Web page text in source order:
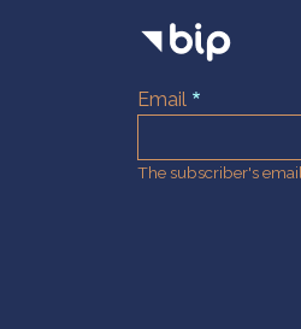
Email
The subscriber's